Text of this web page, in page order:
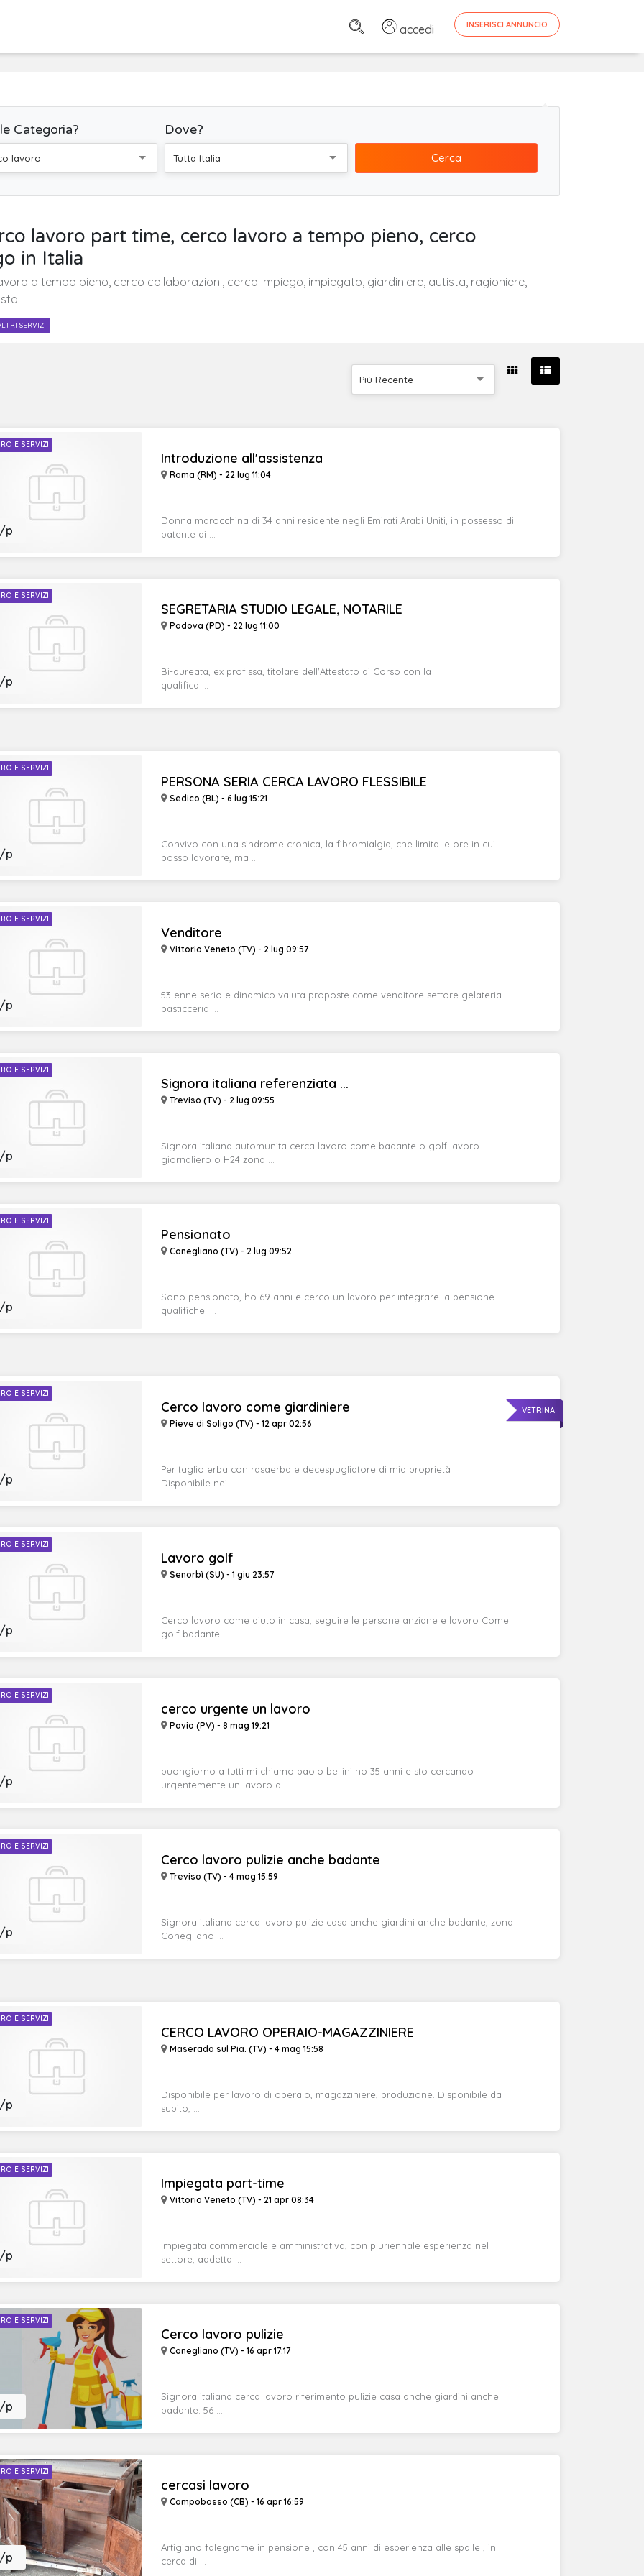
accedi INSERISCI ANNUNCIO
Categoria?
lavoro
Dove?
Tutta Italia Cerca
lavoro part time, cerco lavoro a tempo pieno, cerco
in Italia
a tempo pieno, cerco collaborazioni, cerco impiego, impiegato, giardiniere, autista, ragioniere,
SERVIZI
Più Recente
E SERVIZI
Introduzione all'assistenza
Roma (RM) - 22 lug 11:04
p
Donna marocchina di 34 anni residente negli Emirati Arabi Uniti, in possesso di
patente di ...
E SERVIZI
SEGRETARIA STUDIO LEGALE, NOTARILE
Padova (PD) - 22 lug 11:00
p
Bi-aureata, ex prof.ssa, titolare dell'Attestato di Corso con la
qualifica ...
E SERVIZI
PERSONA SERIA CERCA LAVORO FLESSIBILE
Sedico (BL) - 6 lug 15:21
p
Convivo con una sindrome cronica, la fibromialgia, che limita le ore in cui
posso lavorare, ma ...
E SERVIZI
Venditore
Vittorio Veneto (TV) - 2 lug 09:57
p
53 enne serio e dinamico valuta proposte come venditore settore gelateria
pasticceria ...
E SERVIZI
Signora italiana referenziata ...
Treviso (TV) - 2 lug 09:55
p
Signora italiana automunita cerca lavoro come badante o golf lavoro
giornaliero o H24 zona ...
E SERVIZI
Pensionato
Conegliano (TV) - 2 lug 09:52
p
Sono pensionato, ho 69 anni e cerco un lavoro per integrare la pensione.
qualifiche: ...
VETRINA
E SERVIZI
Cerco lavoro come giardiniere
Pieve di Soligo (TV) - 12 apr 02:56
p
Per taglio erba con rasaerba e decespugliatore di mia proprietà
Disponibile nei ...
E SERVIZI
Lavoro golf
Senorbì (SU) - 1 giu 23:57
p
Cerco lavoro come aiuto in casa, seguire le persone anziane e lavoro Come
golf badante
E SERVIZI
cerco urgente un lavoro
Pavia (PV) - 8 mag 19:21
p
buongiorno a tutti mi chiamo paolo bellini ho 35 anni e sto cercando
urgentemente un lavoro a ...
E SERVIZI
Cerco lavoro pulizie anche badante
Treviso (TV) - 4 mag 15:59
p
Signora italiana cerca lavoro pulizie casa anche giardini anche badante, zona
Conegliano ...
E SERVIZI
CERCO LAVORO OPERAIO-MAGAZZINIERE
Maserada sul Pia. (TV) - 4 mag 15:58
p
Disponibile per lavoro di operaio, magazziniere, produzione. Disponibile da
subito, ...
E SERVIZI
Impiegata part-time
Vittorio Veneto (TV) - 21 apr 08:34
p
Impiegata commerciale e amministrativa, con pluriennale esperienza nel
settore, addetta ...
E SERVIZI
Cerco lavoro pulizie
Conegliano (TV) - 16 apr 17:17
p
Signora italiana cerca lavoro riferimento pulizie casa anche giardini anche
badante. 56 ...
E SERVIZI
cercasi lavoro
Campobasso (CB) - 16 apr 16:59
p
Artigiano falegname in pensione , con 45 anni di esperienza alle spalle , in
cerca di ...